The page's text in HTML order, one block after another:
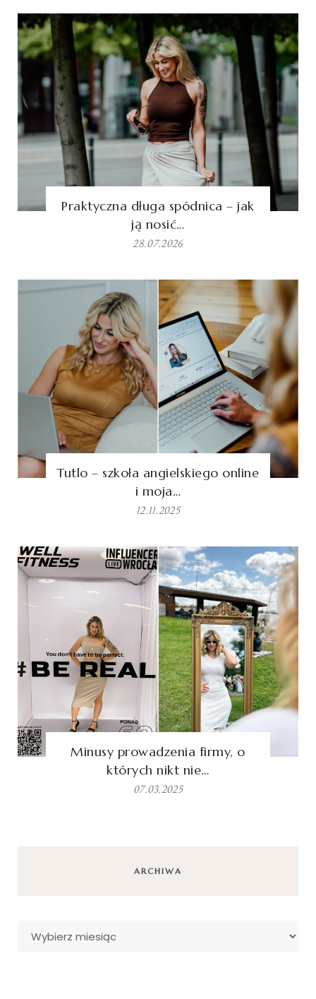
Praktyczna długa spódnica – jak
ją nosić…
28.07.2026
Tutlo – szkoła angielskiego online
i moja…
12.11.2025
Minusy prowadzenia firmy, o
których nikt nie…
07.03.2025
ARCHIWA